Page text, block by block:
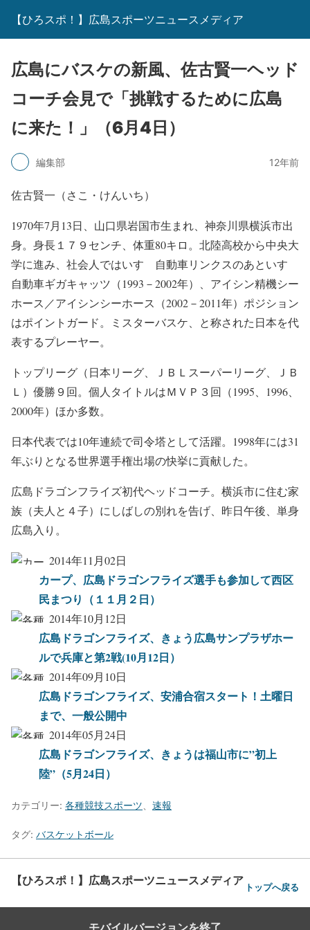
【ひろスポ！】広島スポーツニュースメディア
広島にバスケの新風、佐古賢一ヘッド
コーチ会見で「挑戦するために広島
に来た！」（6月4日）
編集部 12年前
佐古賢一（さこ・けんいち）
1970年7月13日、山口県岩国市生まれ、神奈川県横浜市出
身。身長１７９センチ、体重80キロ。北陸高校から中央大
学に進み、社会人ではいすゞ自動車リンクスのあといすゞ
自動車ギガキャッツ（1993－2002年）、アイシン精機シー
ホース／アイシンシーホース（2002－2011年）ポジション
はポイントガード。ミスターバスケ、と称された日本を代
表するプレーヤー。
トップリーグ（日本リーグ、ＪＢＬスーパーリーグ、ＪＢ
Ｌ）優勝９回。個人タイトルはＭＶＰ３回（1995、1996、
2000年）ほか多数。
日本代表では10年連続で司令塔として活躍。1998年には31
年ぶりとなる世界選手権出場の快挙に貢献した。
広島ドラゴンフライズ初代ヘッドコーチ。横浜市に住む家
族（夫人と４子）にしばしの別れを告げ、昨日午後、単身
広島入り。
2014年11月02日
カープ、広島ドラゴンフライズ選手も参加して西区
民まつり（１１月２日）
2014年10月12日
広島ドラゴンフライズ、きょう広島サンプラザホー
ルで兵庫と第2戦(10月12日）
2014年09月10日
広島ドラゴンフライズ、安浦合宿スタート！土曜日
まで、一般公開中
2014年05月24日
広島ドラゴンフライズ、きょうは福山市に”初上
陸”（5月24日）
カテゴリー: 各種競技スポーツ 速報
タグ: バスケットボール
【ひろスポ！】広島スポーツニュースメディア トップへ戻る
モバイルバージョンを終了